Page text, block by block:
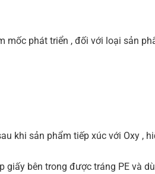
mốc phát triển , đối với loại sản
khi sản phẩm tiếp xúc với Oxy ,
bên trong được tráng PE và